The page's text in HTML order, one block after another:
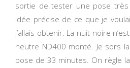
sortie de tester une pose très
idée précise de ce que je
j’allais obtenir. La nuit noire
neutre ND400 monté. Je sors
pose de 33 minutes. On règle